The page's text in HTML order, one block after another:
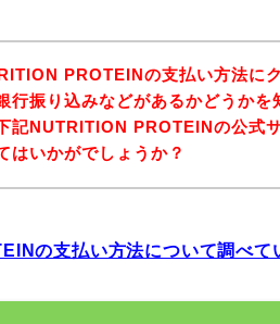
PROTEINの支払い方法に
行振り込みなどがあるかどうかを
記NUTRITION PROTEINの公式
はいかがでしょうか？
の支払い方法について調べて